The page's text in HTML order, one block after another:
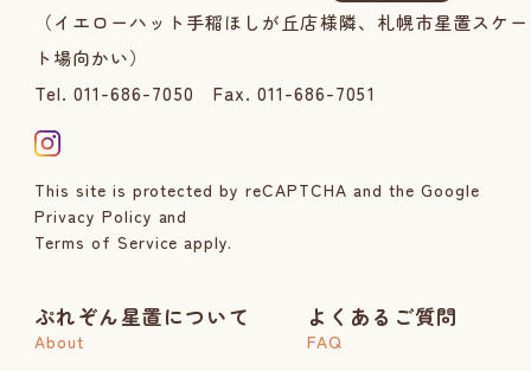
（イエローハット手稲ほしが丘店様隣、札幌市星置スケー
ト場向かい）
Tel. 011-686-7050 Fax. 011-686-7051
This site is protected by reCAPTCHA and the Google
Privacy Policy and
Terms of Service apply.
ぷれぞん星置について
About
よくあるご質問
FAQ